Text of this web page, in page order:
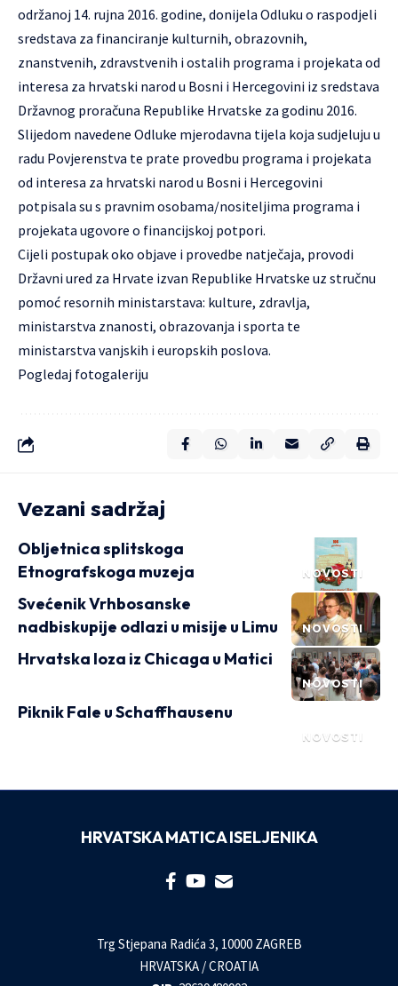
održanoj 14. rujna 2016. godine, donijela Odluku o raspodjeli
sredstava za financiranje kulturnih, obrazovnih,
znanstvenih, zdravstvenih i ostalih programa i projekata od
interesa za hrvatski narod u Bosni i Hercegovini iz sredstava
Državnog proračuna Republike Hrvatske za godinu 2016.
Slijedom navedene Odluke mjerodavna tijela koja sudjeluju u
radu Povjerenstva te prate provedbu programa i projekata
od interesa za hrvatski narod u Bosni i Hercegovini
potpisala su s pravnim osobama/nositeljima programa i
projekata ugovore o financijskoj potpori.
Cijeli postupak oko objave i provedbe natječaja, provodi
Državni ured za Hrvate izvan Republike Hrvatske uz stručnu
pomoć resornih ministarstava: kulture, zdravlja,
ministarstva znanosti, obrazovanja i sporta te
ministarstva vanjskih i europskih poslova.
Pogledaj fotogaleriju
Vezani sadržaj
NOVOSTI
Obljetnica splitskoga
Etnografskoga muzeja
NOVOSTI
Svećenik Vrhbosanske
nadbiskupije odlazi u misije u Limu
NOVOSTI
Hrvatska loza iz Chicaga u Matici
NOVOSTI
Piknik Fale u Schaffhausenu
HRVATSKA MATICA ISELJENIKA
Trg Stjepana Radića 3, 10000 ZAGREB
HRVATSKA / CROATIA